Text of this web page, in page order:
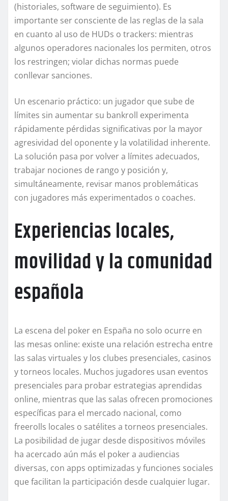
(historiales, software de seguimiento). Es
importante ser consciente de las reglas de la sala
en cuanto al uso de HUDs o trackers: mientras
algunos operadores nacionales los permiten, otros
los restringen; violar dichas normas puede
conllevar sanciones.
Un escenario práctico: un jugador que sube de
límites sin aumentar su bankroll experimenta
rápidamente pérdidas significativas por la mayor
agresividad del oponente y la volatilidad inherente.
La solución pasa por volver a límites adecuados,
trabajar nociones de rango y posición y,
simultáneamente, revisar manos problemáticas
con jugadores más experimentados o coaches.
Experiencias locales,
movilidad y la comunidad
española
La escena del poker en España no solo ocurre en
las mesas online: existe una relación estrecha entre
las salas virtuales y los clubes presenciales, casinos
y torneos locales. Muchos jugadores usan eventos
presenciales para probar estrategias aprendidas
online, mientras que las salas ofrecen promociones
específicas para el mercado nacional, como
freerolls locales o satélites a torneos presenciales.
La posibilidad de jugar desde dispositivos móviles
ha acercado aún más el poker a audiencias
diversas, con apps optimizadas y funciones sociales
que facilitan la participación desde cualquier lugar.